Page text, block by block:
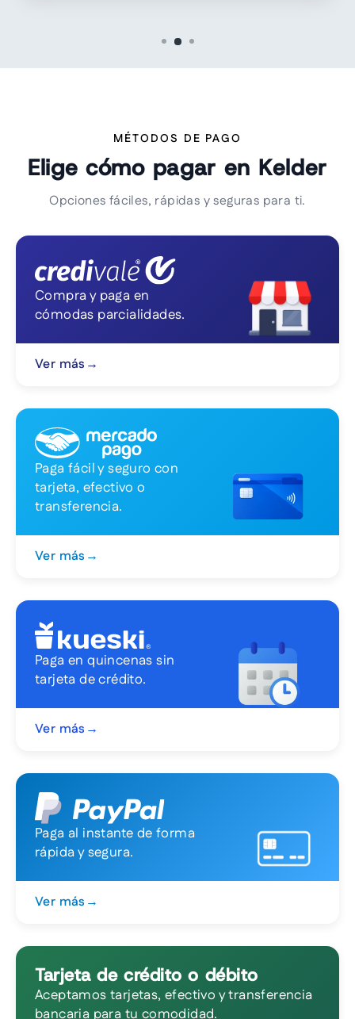
MÉTODOS DE PAGO
Elige cómo pagar en Kelder
Opciones fáciles, rápidas y seguras para ti.
Compra y paga en
cómodas parcialidades.
Ver más →
Paga fácil y seguro con
tarjeta, efectivo o
transferencia.
Ver más →
Paga en quincenas sin
tarjeta de crédito.
Ver más →
Paga al instante de forma
rápida y segura.
Ver más →
Tarjeta de crédito o débito
Aceptamos tarjetas, efectivo y transferencia
bancaria para tu comodidad.